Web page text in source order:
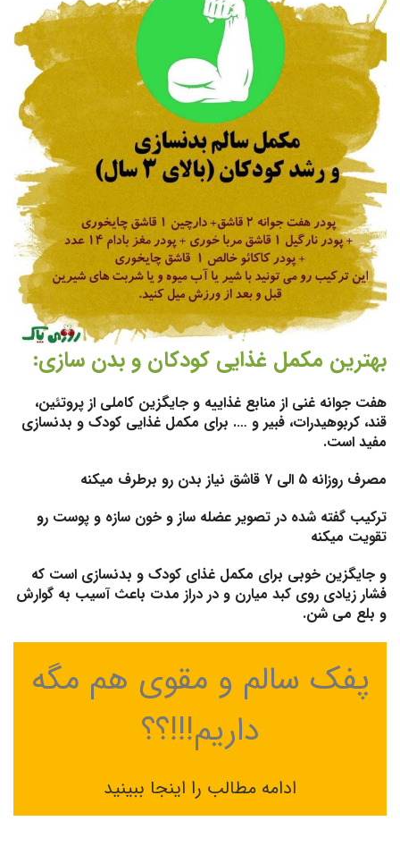
بهترین مکمل غذایی کودکان و بدن سازی:
هفت جوانه غنی از منابع غذاییه و جایگزین کاملی از پروتئین،
قند، کربوهیدرات، فبیر و …. برای مکمل غذایی کودک و بدنسازی
مفید است.
مصرف روزانه ۵ الی ۷ قاشق نیاز بدن رو برطرف میکنه
ترکیب گفته شده در تصویر عضله ساز و خون سازه و پوست رو
تقویت میکنه
و جایگزین خوبی برای مکمل غذای کودک و بدنسازی است که
فشار زیادی روی کبد میارن و در دراز مدت باعث آسیب به گوارش
و بلع می شن.
پفک سالم و مقوی هم مگه
داریم!!!؟؟
ادامه مطالب را اینجا ببینید